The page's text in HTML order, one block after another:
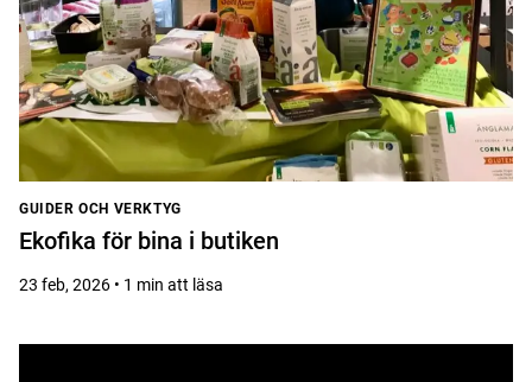
GUIDER OCH VERKTYG
Ekofika för bina i butiken
23 feb, 2026 • 1 min att läsa